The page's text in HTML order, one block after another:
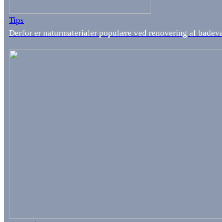
Tips
Derfor er naturmaterialer populære ved renovering af